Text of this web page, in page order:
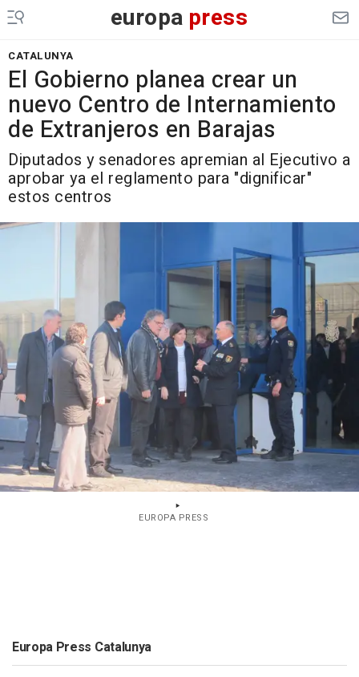
europa press
CATALUNYA
El Gobierno planea crear un
nuevo Centro de Internamiento
de Extranjeros en Barajas
Diputados y senadores apremian al Ejecutivo a
aprobar ya el reglamento para "dignificar"
estos centros
EUROPA PRESS
Europa Press Catalunya